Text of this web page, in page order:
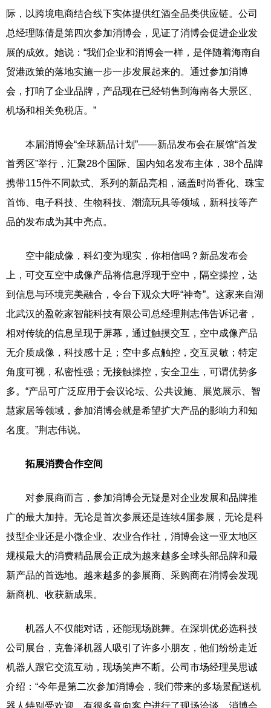
际，以跨境电商结合线下实体提供红酒全品类供应链。公司
总经理陈倩是第四次参加消博会，见证了消博会促进企业发
展的成效。她说：“我们企业和消博会一样，是伴随着海南自
贸港政策的落地实施一步一步发展起来的。通过参加消博
会，打响了企业品牌，产品现在已经销售到海南各大景区、
机场和相关免税店。”
本届消博会“全球新品计划”——新品发布会在展馆“首发
首秀区”举行，汇聚28个国际、国内知名发布主体，38个品牌
携带115件不同款式、系列的新品亮相，涵盖时尚香化、珠宝
首饰、电子科技、生物科技、潮流玩具等领域，新科技等产
品的发布成为其中亮点。
空中能成像，科幻变为现实，你相信吗？新品发布会
上，可交互空中成像产品将信息浮现于空中，隔空操控，达
到信息与环境完美融合，令台下观众大呼“神奇”。这家来自湖
北武汉的盈乾家智能科技有限公司总经理荆志伟告诉记者，
相对传统的信息呈现于屏幕，通过触摸交互，空中成像产品
无介质成像，科技感十足；空中多点触控，交互灵敏；特定
角度可视，私密性强；无接触操控，安全卫生，可谓优势多
多。“产品可广泛应用于会议论坛、公共设施、展览展示、智
慧家居等领域，参加消博会就是希望扩大产品的影响力和知
名度。”荆志伟说。
拓展消费合作空间
对参展商而言，参加消博会无疑是对企业发展和品牌推
广的最大加持。无论是首次参展还是连续4届参展，无论是科
技型企业还是小微企业、农业合作社，消博会这一亚太地区
规模最大的消费精品展会正成为越来越多全球头部品牌和最
新产品的首选地。越来越多的参展商、采购商在消博会发现
新商机、收获新成果。
机器人不仅能对话，还能现场跳舞。在深圳优必选科技
公司展台，克鲁泽机器人吸引了许多小朋友，他们纷纷走近
机器人跟它交流互动，现场笑声不断。公司市场经理吴思诚
介绍：“今年是第二次参加消博会，我们带来的多场景配送机
器人特别受欢迎，有很多意向客户进行了现场洽谈。消博会